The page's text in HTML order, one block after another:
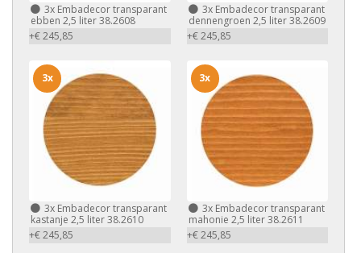
3x Embadecor transparant
ebben 2,5 liter 38.2608
+€ 245,85
3xEmbadecor transparant
dennengroen 2,5 liter 38.2609
+€ 245,85
3x Embadecor transparant
kastanje 2,5 liter 38.2610
+€ 245,85
3x
3xEmbadecor transparant
mahonie 2,5 liter 38.2611
+€ 245,85
3x